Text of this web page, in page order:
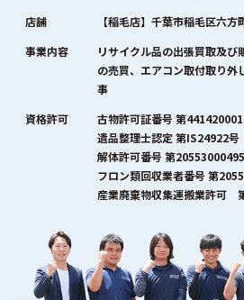
店舗
【稲毛店】千葉市稲毛区六
事業内容
リサイクル品の出張買取及び
の売買、エアコン取付取り外
事
資格許可
古物許可証番号 第
遺品整理士認定 第IS24922号
解体許可番号 第
フロン類回収業者番号 第
産業廃棄物収集運搬業許可